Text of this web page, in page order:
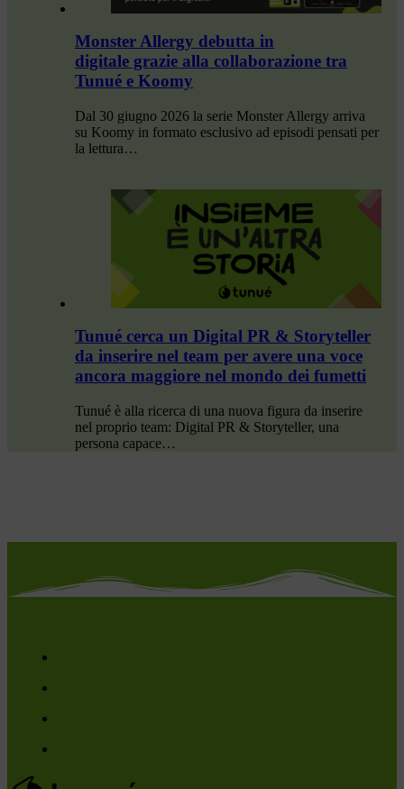
Monster Allergy debutta in
digitale grazie alla collaborazione tra
Tunué e Koomy
Dal 30 giugno 2026 la serie Monster Allergy arriva
su Koomy in formato esclusivo ad episodi pensati per
la lettura…
Tunué cerca un Digital PR & Storyteller
da inserire nel team per avere una voce
ancora maggiore nel mondo dei fumetti
Tunué è alla ricerca di una nuova figura da inserire
nel proprio team: Digital PR & Storyteller, una
persona capace…